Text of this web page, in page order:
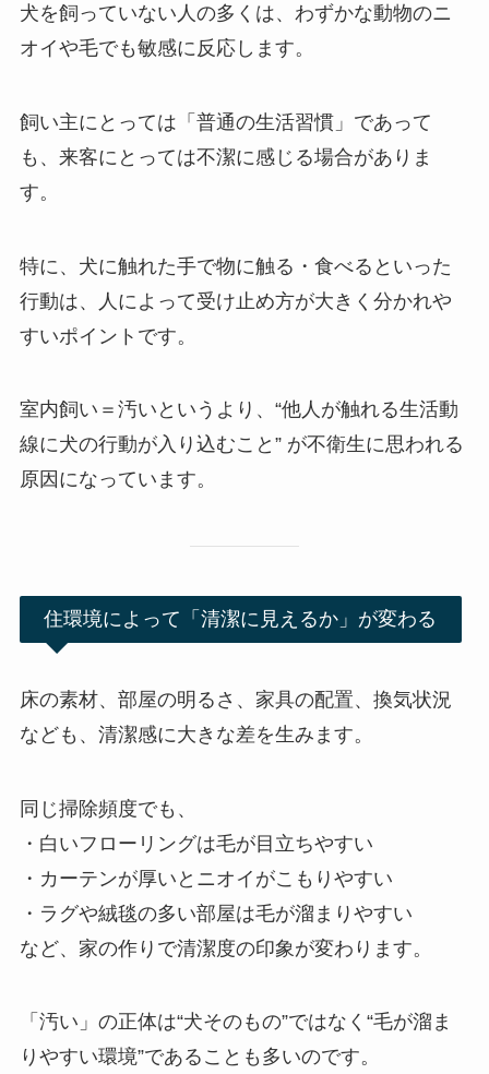
犬を飼っていない人の多くは、わずかな動物のニ
オイや毛でも敏感に反応します。
飼い主にとっては「普通の生活習慣」であって
も、来客にとっては不潔に感じる場合がありま
す。
特に、犬に触れた手で物に触る・食べるといった
行動は、人によって受け止め方が大きく分かれや
すいポイントです。
室内飼い＝汚いというより、“他人が触れる生活動
線に犬の行動が入り込むこと” が不衛生に思われる
原因になっています。
住環境によって「清潔に見えるか」が変わる
床の素材、部屋の明るさ、家具の配置、換気状況
なども、清潔感に大きな差を生みます。
同じ掃除頻度でも、
・白いフローリングは毛が目立ちやすい
・カーテンが厚いとニオイがこもりやすい
・ラグや絨毯の多い部屋は毛が溜まりやすい
など、家の作りで清潔度の印象が変わります。
「汚い」の正体は“犬そのもの”ではなく“毛が溜ま
りやすい環境”であることも多いのです。